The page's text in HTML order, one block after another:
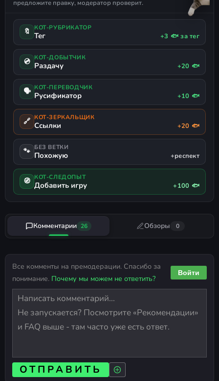
предложите правку, модератор проверит.
🔖 КОТ-РУБРИКАТОР
Тег +3 🐟 за тег
💿 КОТ-ДОБЫТЧИК
Раздачу +20 🐟
🗣 КОТ-ПЕРЕВОДЧИК
Русификатор +10 🐟
🔗 КОТ-ЗЕРКАЛЬЩИК
Ссылки +20 🐟
🐾 БЕЗ ВЕТКИ
Похожую +респект
🧭 КОТ-СЛЕДОПЫТ
Добавить игру +100 🐟
Комментарии 26 Обзоры 0
Все комменты на премодерации. Спасибо за
понимание. Почему мы можем не ответить?
Войти
ОТПРАВИТЬ